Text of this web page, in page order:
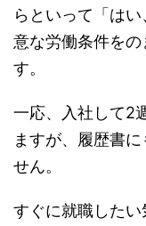
らといって「は
意な労働条件を
す。
一応、入社して2
ますが、履歴書
せん。
すぐに就職した